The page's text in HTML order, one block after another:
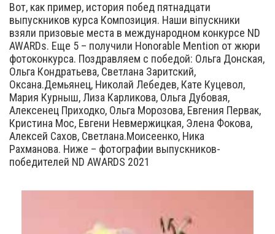
Вот, как пример, история побед пятнадцати
выпускников курса Композиция. Наши віпускники
взяли призовые места в международном конкурсе ND
AWARDs. Еще 5 – получили Honorable Mention от жюри
фотоконкурса. Поздравляем с победой: Ольга Донская,
Ольга Кондратьева, Светлана Заритский,
Оксана.Демьянец, Николай Лебедев, Кате Куцевол,
Мария Курныш, Лиза Карликова, Ольга Дубовая,
Алексенец Приходко, Ольга Морозова, Евгения Первак,
Кристина Мос, Евгени Невмержицкая, Элена Фокова,
Алексей Сахов, Светлана.Моисеенко, Ника
Рахманова. Ниже – фотографии выпускников-
победителей ND AWARDS 2021